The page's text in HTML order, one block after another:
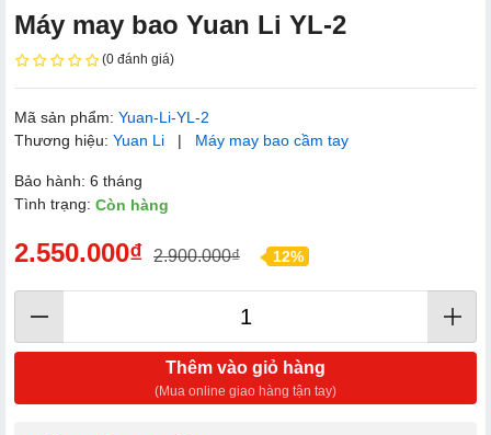
Máy may bao Yuan Li YL-2
(0 đánh giá)
Mã sản phẩm: Yuan-Li-YL-2
Thương hiệu: Yuan Li | Máy may bao cầm tay
Bảo hành: 6 tháng
Tình trạng: Còn hàng
2.550.000₫ 2.900.000₫ 12%
Thêm vào giỏ hàng
(Mua online giao hàng tận tay)